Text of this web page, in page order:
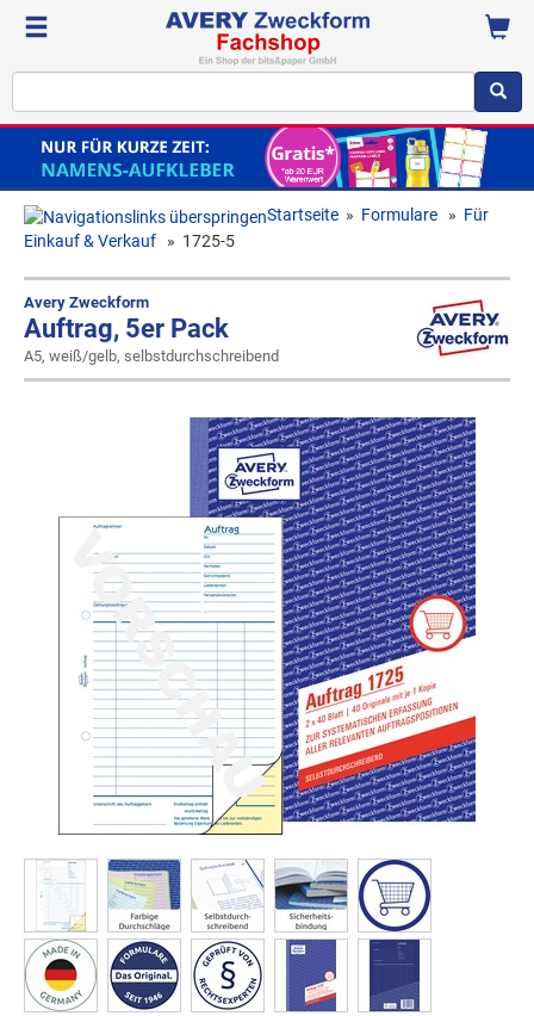
Startseite » Formulare » Für
Einkauf & Verkauf
» 1725-5
Avery Zweckform
Auftrag, 5er Pack
A5, weiß/gelb, selbstdurchschreibend